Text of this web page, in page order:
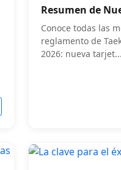
Resumen de
Conoce todas las
reglamento de
2026: nueva tarjet...